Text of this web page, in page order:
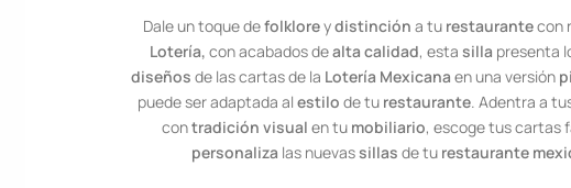
Dale un toque defolkloreydistinción a tu restaurantecon
Lotería, con acabados dealta calidad, esta silla presenta
diseños de las cartas de la Lotería Mexicana en una versión
puede ser adaptada al estilo de tu restaurante. Adentra a
contradición visual en tu mobiliario, escoge tus cartas
personaliza las nuevassillas de tu restaurante